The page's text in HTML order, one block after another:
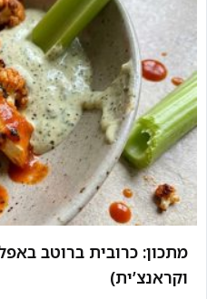
מתכון: כרובית ברוטב
וקראנצ’ית)